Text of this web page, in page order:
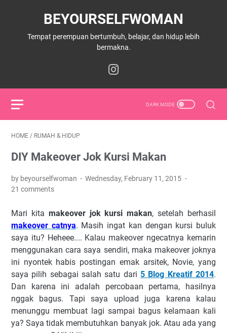
BEYOURSELFWOMAN
Tempat perempuan bertumbuh, belajar, dan hidup lebih
bermakna.
HOME / RUMAH & HIDUP
DIY Makeover Jok Kursi Makan
by beyourselfwoman
Wednesday, February 11, 2015
21 comments
Mari kita makeover jok kursi makan, setelah berhasil
makeover catnya. Masih ingat kan dengan kursi buluk
saya itu? Heheee.... Kalau makeover ngecatnya kemarin
menggunakan cara saya sendiri, maka makeover joknya
ini nyontek habis postingan emak arsitek, Novie, yang
saya pilih sebagai salah satu dari 5 Blog Kreatif 2014.
Dan karena ini adalah percobaan pertama, hasilnya
nggak bagus. Tapi saya upload juga karena kalau
menunggu membuat lagi sampai bagus kelamaan kali
ya? Saya tidak membutuhkan banyak jok. Atau ada yang